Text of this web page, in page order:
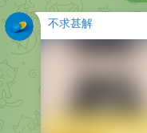
不求甚解